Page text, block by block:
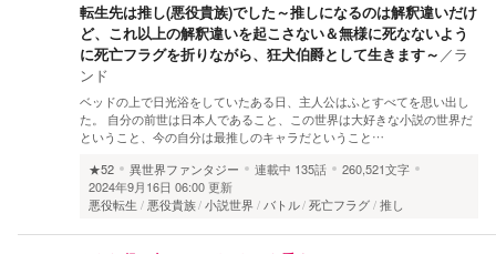
転生先は推し(悪役貴族)でした～推しになるのは解釈違いだけ
ど、これ以上の解釈違いを起こさない＆無様に死なないよう
に死亡フラグを折りながら、狂犬伯爵として生きます～ ／ラ
ンド
ベッドの上で日光浴をしていたある日、主人公はふとすべてを思い出し
た。 自分の前世は日本人であること、この世界は大好きな小説の世界だ
ということ、今の自分は最推しのキャラだということ…
★52
異世界ファンタジー 連載中 135話
260,521文字
2024年9月16日 06:00 更新
悪役転生
悪役貴族 小説世界 バトル 死亡フラグ 推し